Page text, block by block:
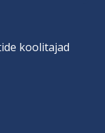
koolitajad